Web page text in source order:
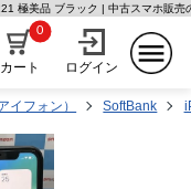
極美品 ブラック | 中古スマホ販売
カート
0
ログイン
イフォン） SoftBank